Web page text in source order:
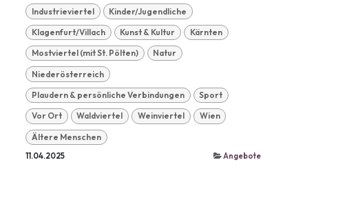
Industrieviertel Kinder/Jugendliche
Klagenfurt/Villach Kunst & Kultur Kärnten
Mostviertel (mit St. Pölten) Natur
Niederösterreich
Plaudern & persönliche Verbindungen Sport
Vor Ort Waldviertel Weinviertel Wien
Ältere Menschen
11.04.2025 Angebote